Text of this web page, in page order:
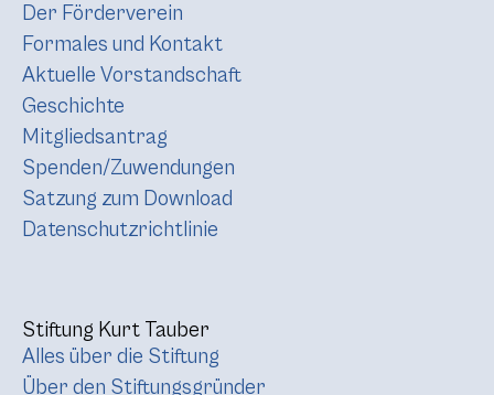
Der Förderverein
Formales und Kontakt
Aktuelle Vorstandschaft
Geschichte
Mitgliedsantrag
Spenden/Zuwendungen
Satzung zum Download
Datenschutzrichtlinie
Stiftung Kurt Tauber
Alles über die Stiftung
Über den Stiftungsgründer